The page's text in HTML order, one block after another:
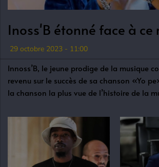
Inoss'B étonné face à ce
29 octobre 2023 - 11:00
Innoss’B, le jeune prodige de la musique
revenu sur le succès de sa chanson «Yo
la chanson la plus vue de l’histoire de la